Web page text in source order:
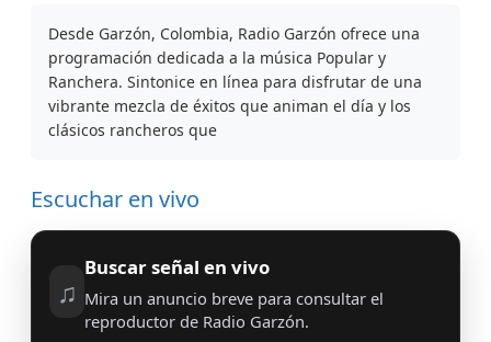
Desde Garzón, Colombia, Radio Garzón ofrece una
programación dedicada a la música Popular y
Ranchera. Sintonice en línea para disfrutar de una
vibrante mezcla de éxitos que animan el día y los
clásicos rancheros que
Escuchar en vivo
♫
Buscar señal en vivo
Mira un anuncio breve para consultar el
reproductor de Radio Garzón.